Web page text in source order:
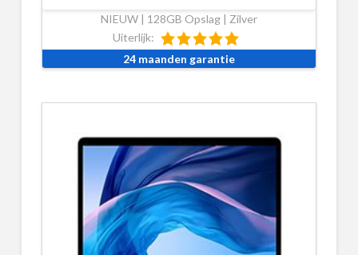
NIEUW | 128GB Opslag | Zilver
Uiterlijk:
24 maanden garantie